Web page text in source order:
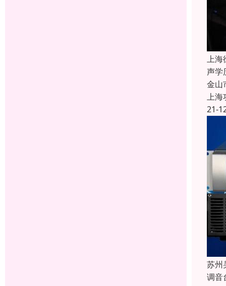
上海
声学
金山
上海
21-
苏州
调音